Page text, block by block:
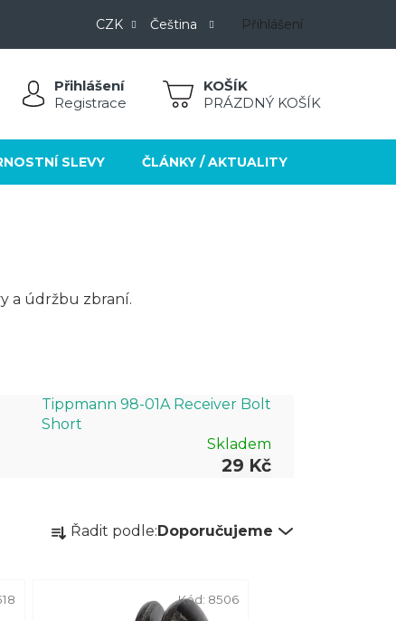
CZK Čeština Přihlášení
Přihlášení
Registrace
NÁKUPNÍPRÁZDNÝ KOŠÍK
SLEVY ČLÁNKY / AKTUALITY
a údržbu zbraní.
Tippmann 98-01A Receiver Bolt
Short
Skladem
29 Kč
Ř
a
Řadit podle:Doporučujeme
Kód: 8506